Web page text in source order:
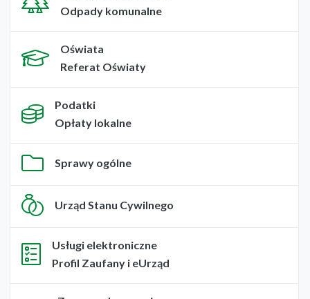
Odpady komunalne
Oświata
Referat Oświaty
Podatki
Opłaty lokalne
Sprawy ogólne
Urząd Stanu Cywilnego
Usługi elektroniczne
Profil Zaufany i eUrząd